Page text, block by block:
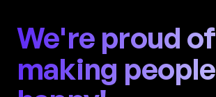
We're proud of
making people